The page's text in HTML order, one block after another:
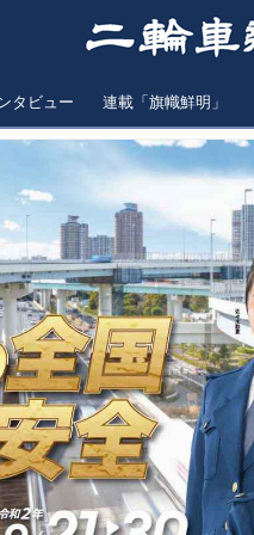
タビュー 連載「旗幟鮮明」